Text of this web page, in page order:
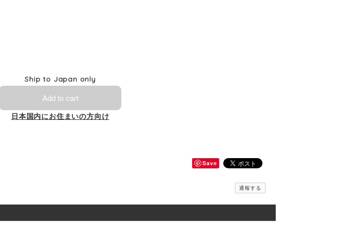
Ship to Japan only
Add to cart
日本国内にお住まいの方向け
Save
通報する